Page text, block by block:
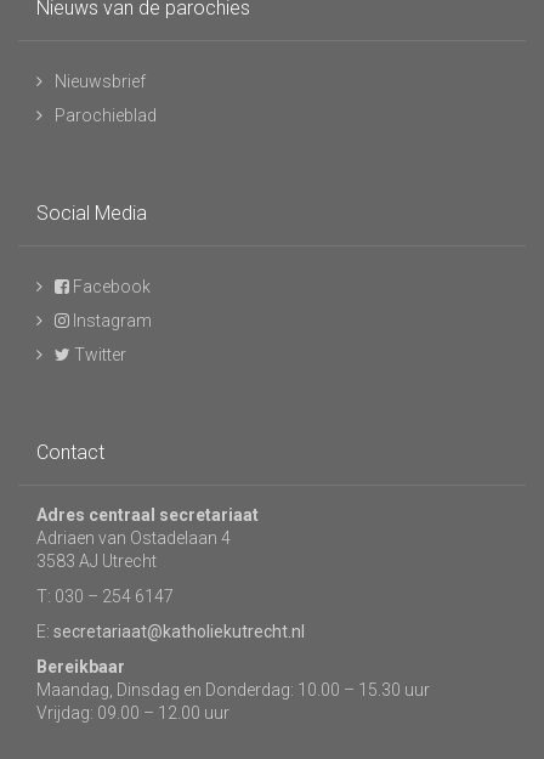
Nieuws van de parochies
Nieuwsbrief
Parochieblad
Social Media
Facebook
Instagram
Twitter
Contact
Adres centraal secretariaat
Adriaen van Ostadelaan 4
3583 AJ Utrecht
T: 030 – 254 6147
E: secretariaat@katholiekutrecht.nl
Bereikbaar
Maandag, Dinsdag en Donderdag: 10.00 – 15.30 uur
Vrijdag: 09.00 – 12.00 uur